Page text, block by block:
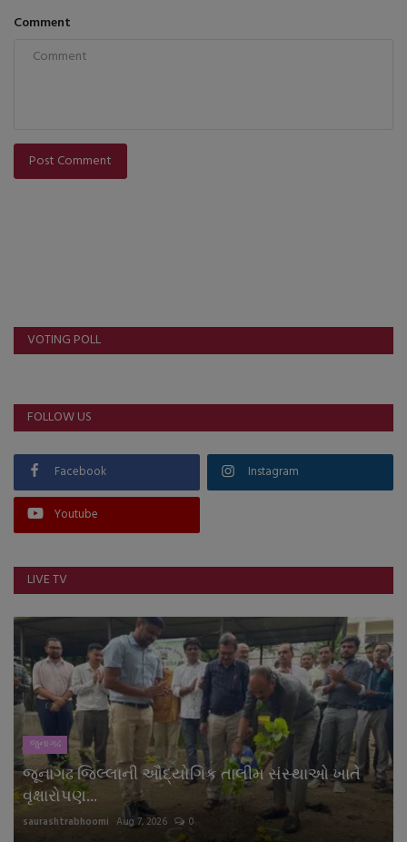
Comment
Post Comment
VOTING POLL
FOLLOW US
Facebook Instagram
Youtube
LIVE TV
જુનાગઢ
જૂનાગઢ જિલ્લાની ઔદ્યોગિક તાલીમ સંસ્થાઓ ખાતે
વૃક્ષારોપણ...
saurashtrabhoomi Aug 7, 2026 0